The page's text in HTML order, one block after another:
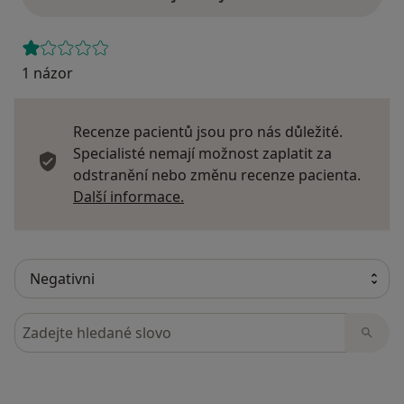
1 názor
Recenze pacientů jsou pro nás důležité.
Specialisté nemají možnost zaplatit za
odstranění nebo změnu recenze pacienta.
Další informace.
Hledejte v názorech